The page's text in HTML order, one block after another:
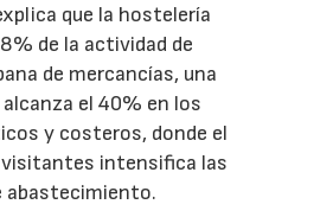
que la hostelería
de la actividad de
de mercancías, una
el 40% en los
y costeros, donde el
intensifica las
abastecimiento.